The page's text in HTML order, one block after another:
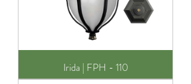
Irida | FPH - 110